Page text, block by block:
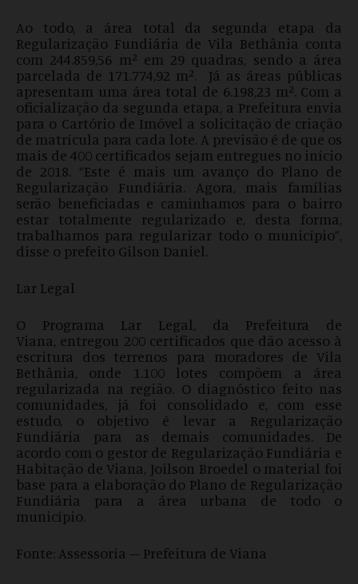
Ao todo, a área total da segunda etapa da
Regularização Fundiária de Vila Bethânia conta
com 244.859,56 m² em 29 quadras, sendo a área
parcelada de 171.774,92 m². Já as áreas públicas
apresentam uma área total de 6.198,23 m². Com a
oficialização da segunda etapa, a Prefeitura envia
para o Cartório de Imóvel a solicitação de criação
de matrícula para cada lote. A previsão é de que os
mais de 400 certificados sejam entregues no início
de 2018. “Este é mais um avanço do Plano de
Regularização Fundiária. Agora, mais famílias
serão beneficiadas e caminhamos para o bairro
estar totalmente regularizado e, desta forma,
trabalhamos para regularizar todo o município”,
disse o prefeito Gilson Daniel.
Lar Legal
O Programa Lar Legal, da Prefeitura de
Viana, entregou 200 certificados que dão acesso à
escritura dos terrenos para moradores de Vila
Bethânia, onde 1.100 lotes compõem a área
regularizada na região. O diagnóstico feito nas
comunidades, já foi consolidado e, com esse
estudo, o objetivo é levar a Regularização
Fundiária para as demais comunidades. De
acordo com o gestor de Regularização Fundiária e
Habitação de Viana, Joilson Broedel o material foi
base para a elaboração do Plano de Regularização
Fundiária para a área urbana de todo o
município.
Fonte: Assessoria – Prefeitura de Viana